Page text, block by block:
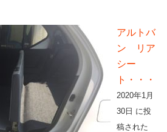
アルトバ
ン リア
シー
ト・・・
2020年1月
30日 に投
稿された